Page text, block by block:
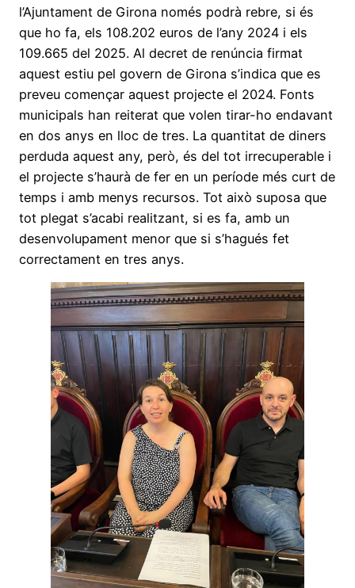
l’Ajuntament de Girona només podrà rebre, si és
que ho fa, els 108.202 euros de l’any 2024 i els
109.665 del 2025. Al decret de renúncia firmat
aquest estiu pel govern de Girona s’indica que es
preveu començar aquest projecte el 2024. Fonts
municipals han reiterat que volen tirar-ho endavant
en dos anys en lloc de tres. La quantitat de diners
perduda aquest any, però, és del tot irrecuperable i
el projecte s’haurà de fer en un període més curt de
temps i amb menys recursos. Tot això suposa que
tot plegat s’acabi realitzant, si es fa, amb un
desenvolupament menor que si s’hagués fet
correctament en tres anys.